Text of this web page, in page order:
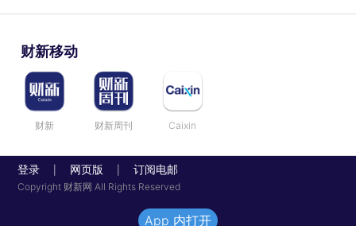
财新移动
财新 财新周刊 Caixin
登录 网页版 订阅电邮
Copyright 财新网 All Rights Reserved
App 内打开